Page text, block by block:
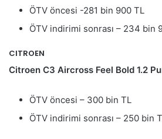
ÖTV öncesi -281 bin 900 TL
ÖTV indirimi sonrası – 234 bin
CITROEN
Citroen C3 Aircross Feel Bold 1.2
ÖTV öncesi – 300 bin TL
ÖTV indirimi sonrası – 250 bin